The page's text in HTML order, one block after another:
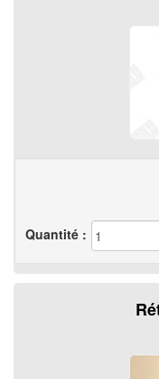
Quantité :